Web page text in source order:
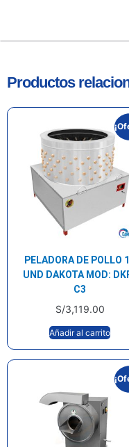
Productos
PELADORA DE POLLO
UND DAKOTA MOD:
C3
S/3,119.00
Añadir al carrito